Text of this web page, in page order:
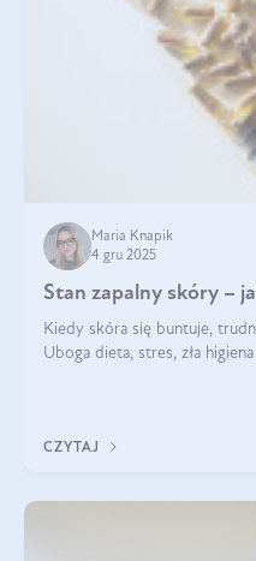
Maria Knapik
4 gru 2025
Stan zapalny skóry –
Kiedy skóra się buntuje,
Uboga dieta, stres, zła
CZYTAJ